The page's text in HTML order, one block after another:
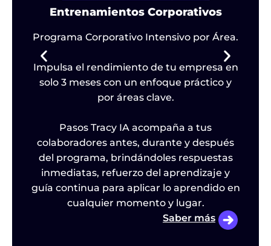
Entrenamientos Corporativos
Programa Corporativo Intensivo por Área.
Impulsa el rendimiento de tu empresa en
solo 3 meses con un enfoque práctico y
por áreas clave.
Pasos Tracy IA acompaña a tus
colaboradores antes, durante y después
del programa, brindándoles respuestas
inmediatas, refuerzo del aprendizaje y
guía continua para aplicar lo aprendido en
cualquier momento y lugar.
Saber más